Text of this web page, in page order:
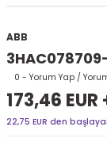
ABB
0 - Yorum Yap /
173,46 EUR
22,75 EUR den